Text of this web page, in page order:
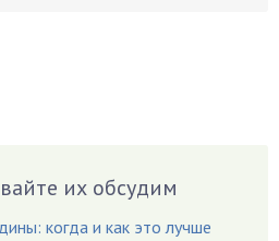
их обсудим
когда и как это лучше